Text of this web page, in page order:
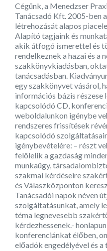
Cégünk, a Menedzser
Tanácsadó Kft. 2005-ben
létrehozását alapos
Alapító tagjaink és
akik átfogó ismerettel és
rendelkeznek a hazai és a
szakkönyvkiadásban,
tanácsadásban.
egy szakkönyvet vásárol,
információs bázis részese
kapcsolódó CD,
weboldalunkon igénybe
rendszeres frissítések
kapcsolódó
igénybevételére: – részt
felölelik a gazdaság
munkaügy,
szakmai kérdéseire
és Válaszközponton
Tanácsadói napok néven
szolgáltatásunkat, amely
téma legnevesebb
kérdezhessenek.-
konferenciánkat élőben,
előadók engedélyével és